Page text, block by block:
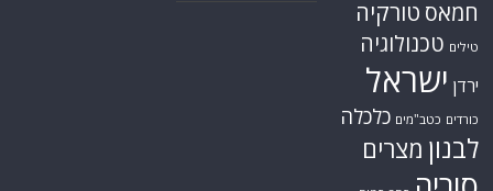
חמאס טורקיה
טילים טכנולוגיה
ירדן ישראל
כורדים כטב"מים כלכלה
לבנון מצרים